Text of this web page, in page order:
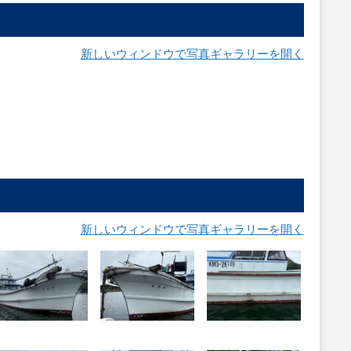
新しいウィンドウで写真ギャラリーを開く
新しいウィンドウで写真ギャラリーを開く